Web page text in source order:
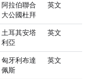
阿拉伯聯合
大公國杜拜
英文
土耳其安塔
利亞
英文
匈牙利布達
佩斯
英文